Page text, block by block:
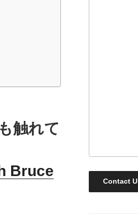
触れて
Bruce
Contact